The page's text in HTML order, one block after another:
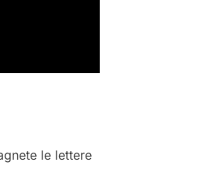
le lettere